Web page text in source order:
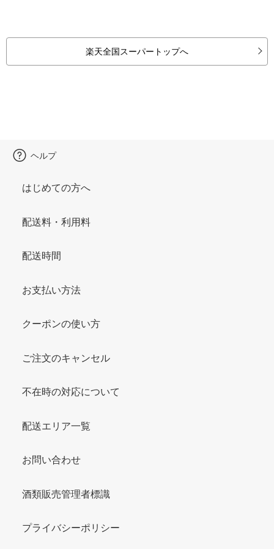
楽天全国スーパートップへ
ヘルプ
はじめての方へ
配送料・利用料
配送時間
お支払い方法
クーポンの使い方
ご注文のキャンセル
不在時の対応について
配送エリア一覧
お問い合わせ
酒類販売管理者標識
プライバシーポリシー